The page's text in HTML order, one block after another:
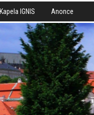
Kapela IGNIS Anonce